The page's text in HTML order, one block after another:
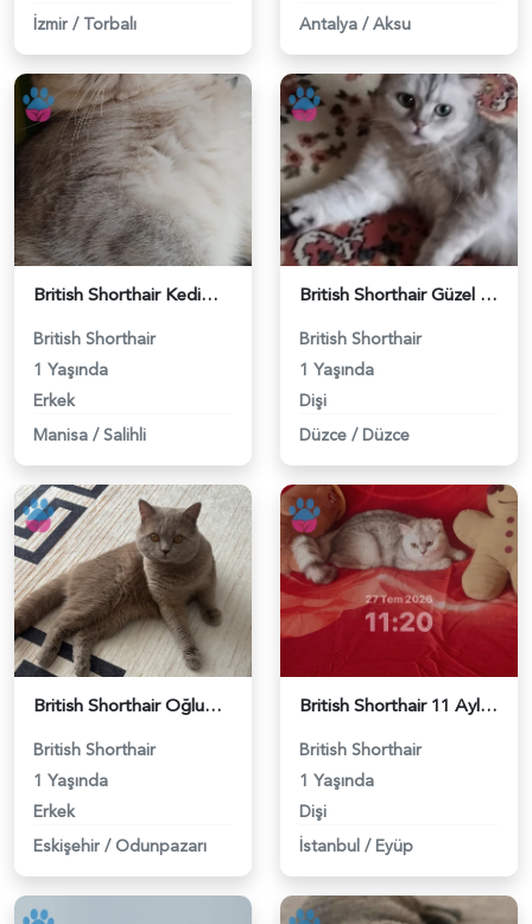
İzmir / Torbalı
Antalya / Aksu
British Shorthair Kedimize eş arıyoruz - 118984628
British Shorthair
1 Yaşında
Erkek
Manisa / Salihli
British Shorthair Güzel kızımıza eş arıyoruz - 118984633
British Shorthair
1 Yaşında
Dişi
Düzce / Düzce
British Shorthair Oğlumuza eş arıyoruz - 118984638
British Shorthair
1 Yaşında
Erkek
Eskişehir / Odunpazarı
British Shorthair 11 Aylık Kızım Eş Arıyor - 118984640
British Shorthair
1 Yaşında
Dişi
İstanbul / Eyüp